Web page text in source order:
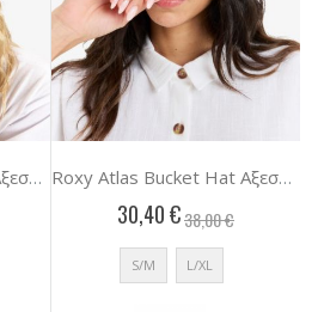
Roxy Atlas Bucket Hat Αξεσουαρ Γυναικειο Roxy Atlas Bucket Hat Αξεσουαρ Γυναικειο
30,40 €38,00 €
S/M L/XL